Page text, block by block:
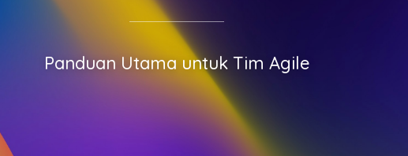
Panduan Utama untuk Tim Agile